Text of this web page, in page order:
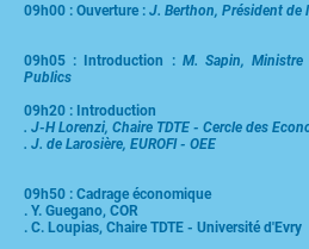
09h00 : Ouverture : J. Berthon, Président de
09h05 : Introduction : M. Sapin,
Publics
09h20 : Introduction
. J-H Lorenzi, Chaire TDTE - Cercle des
. J. de Larosière, EUROFI - OEE
09h50 : Cadrage économique
. Y. Guegano, COR
. C. Loupias, Chaire TDTE - Université d'Evry